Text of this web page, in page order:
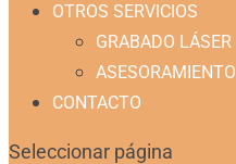
OTROS SERVICIOS
GRABADO LÁSER
ASESORAMIENTO
CONTACTO
Seleccionar página